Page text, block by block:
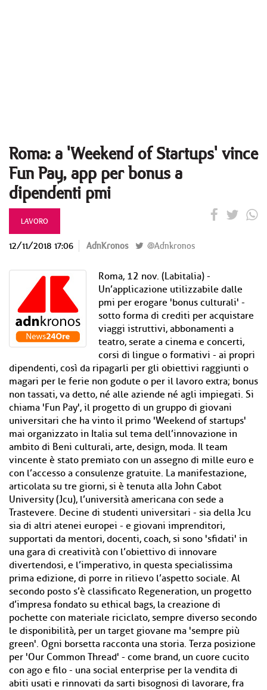
Roma: a 'Weekend of Startups' vince
Fun Pay, app per bonus a
dipendenti pmi
LAVORO
12/11/2018 17:06 AdnKronos @Adnkronos
Roma, 12 nov. (Labitalia) -
Un’applicazione utilizzabile dalle
pmi per erogare 'bonus culturali' -
sotto forma di crediti per acquistare
viaggi istruttivi, abbonamenti a
teatro, serate a cinema e concerti,
corsi di lingue o formativi - ai propri
dipendenti, così da ripagarli per gli obiettivi raggiunti o
magari per le ferie non godute o per il lavoro extra; bonus
non tassati, va detto, né alle aziende né agli impiegati. Si
chiama 'Fun Pay', il progetto di un gruppo di giovani
universitari che ha vinto il primo 'Weekend of startups'
mai organizzato in Italia sul tema dell’innovazione in
ambito di Beni culturali, arte, design, moda. Il team
vincente è stato premiato con un assegno di mille euro e
con l’accesso a consulenze gratuite. La manifestazione,
articolata su tre giorni, si è tenuta alla John Cabot
University (Jcu), l’università americana con sede a
Trastevere. Decine di studenti universitari - sia della Jcu
sia di altri atenei europei - e giovani imprenditori,
supportati da mentori, docenti, coach, si sono 'sfidati' in
una gara di creatività con l’obiettivo di innovare
divertendosi, e l’imperativo, in questa specialissima
prima edizione, di porre in rilievo l’aspetto sociale. Al
secondo posto s’è classificato Regeneration, un progetto
d’impresa fondato su ethical bags, la creazione di
pochette con materiale riciclato, sempre diverso secondo
le disponibilità, per un target giovane ma 'sempre più
green'. Ogni borsetta racconta una storia. Terza posizione
per 'Our Common Thread' - come brand, un cuore cucito
con ago e filo - una social enterprise per la vendita di
abiti usati e rinnovati da sarti bisognosi di lavorare, fra